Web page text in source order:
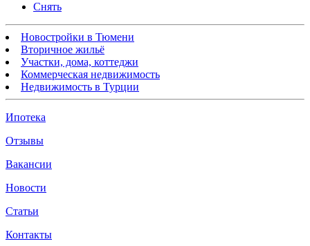
Снять
Новостройки в Тюмени
Вторичное жильё
Участки, дома, коттеджи
Коммерческая недвижимость
Недвижимость в Турции
Ипотека
Отзывы
Вакансии
Новости
Статьи
Контакты